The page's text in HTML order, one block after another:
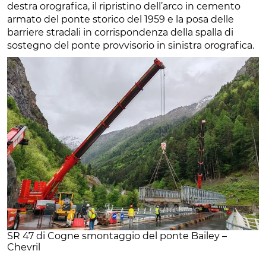
destra orografica, il ripristino dell’arco in cemento
armato del ponte storico del 1959 e la posa delle
barriere stradali in corrispondenza della spalla di
sostegno del ponte provvisorio in sinistra orografica.
SR 47 di Cogne smontaggio del ponte Bailey –
Chevril